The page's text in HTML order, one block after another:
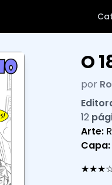
O
por
12
Arte:
Capa:
★★★